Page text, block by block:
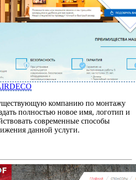
компанию по монтажу
полностью новое имя, логотип и
современные способы
данной услуги.